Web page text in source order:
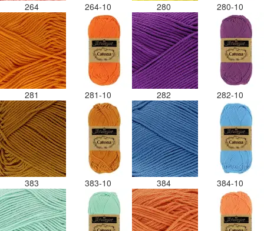
264 264-10 280 280-10
281 281-10 282 282-10
383 383-10 384 384-10